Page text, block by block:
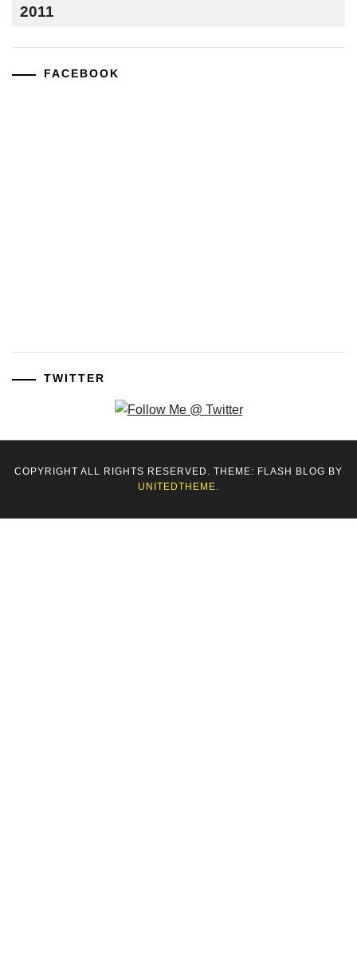
2011
FACEBOOK
TWITTER
COPYRIGHT ALL RIGHTS RESERVED. THEME: FLASH BLOG BY
UNITEDTHEME.